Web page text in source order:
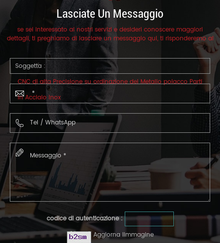
Lasciate Un Messaggio
se sei interessato ai nostri servizi e desideri conoscere maggiori
dettagli, ti preghiamo di lasciare un messaggio qui, ti risponderemo al
più presto.
Soggetta :
CNC di alta Precisione su ordinazione del Metallo polacco Parti
in Acciaio Inox
codice di autenticazione :
Aggiorna limmagine